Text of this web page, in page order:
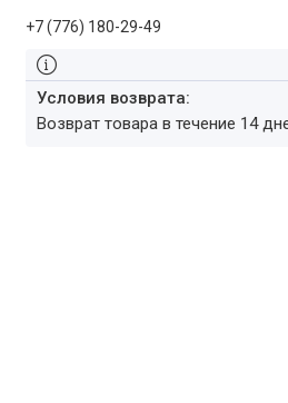
+7 (776) 180-29-49
возврат товара в течение 14